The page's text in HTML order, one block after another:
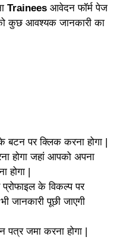
Trainees आवेदन फॉर्म पेज
कुछ आवश्यक जानकारी का
पर क्लिक करना होगा |
होगा जहां आपको अपना
|
के विकल्प पर
जानकारी पूछी जाएगी
जमा करना होगा |